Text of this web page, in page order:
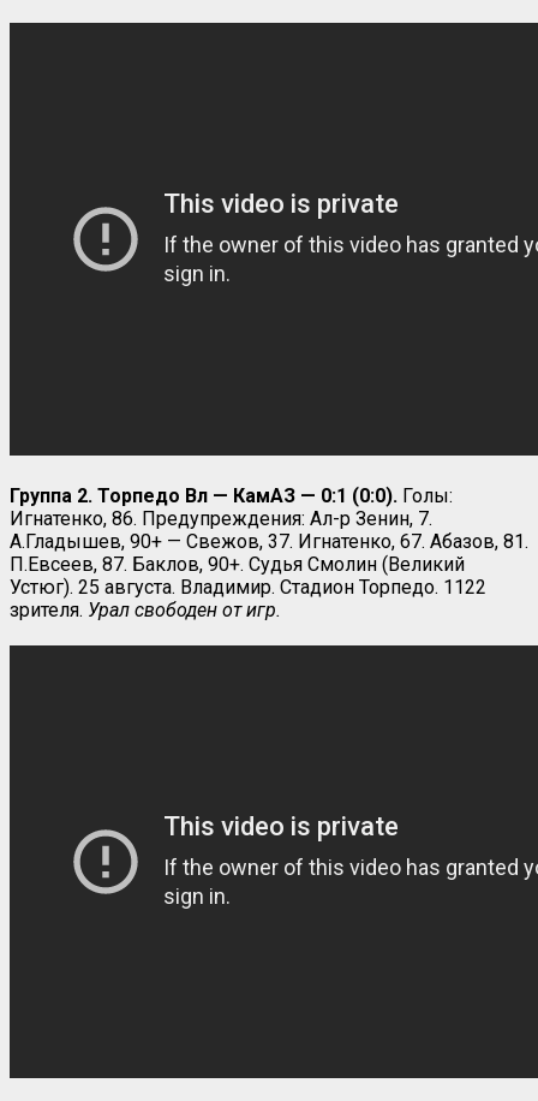
Группа 2. Торпедо Вл — КамАЗ — 0:1 (0:0). Голы:
Игнатенко, 86. Предупреждения: Ал-р Зенин, 7.
А.Гладышев, 90+ — Свежов, 37. Игнатенко, 67. Абазов, 81.
П.Евсеев, 87. Баклов, 90+. Судья Смолин (Великий
Устюг). 25 августа. Владимир. Стадион Торпедо. 1122
зрителя. Урал свободен от игр.